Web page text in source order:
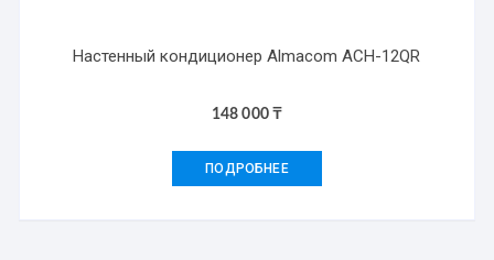
Настенный кондиционер Almacom ACH-12QR
148 000₸
ПОДРОБНЕЕ